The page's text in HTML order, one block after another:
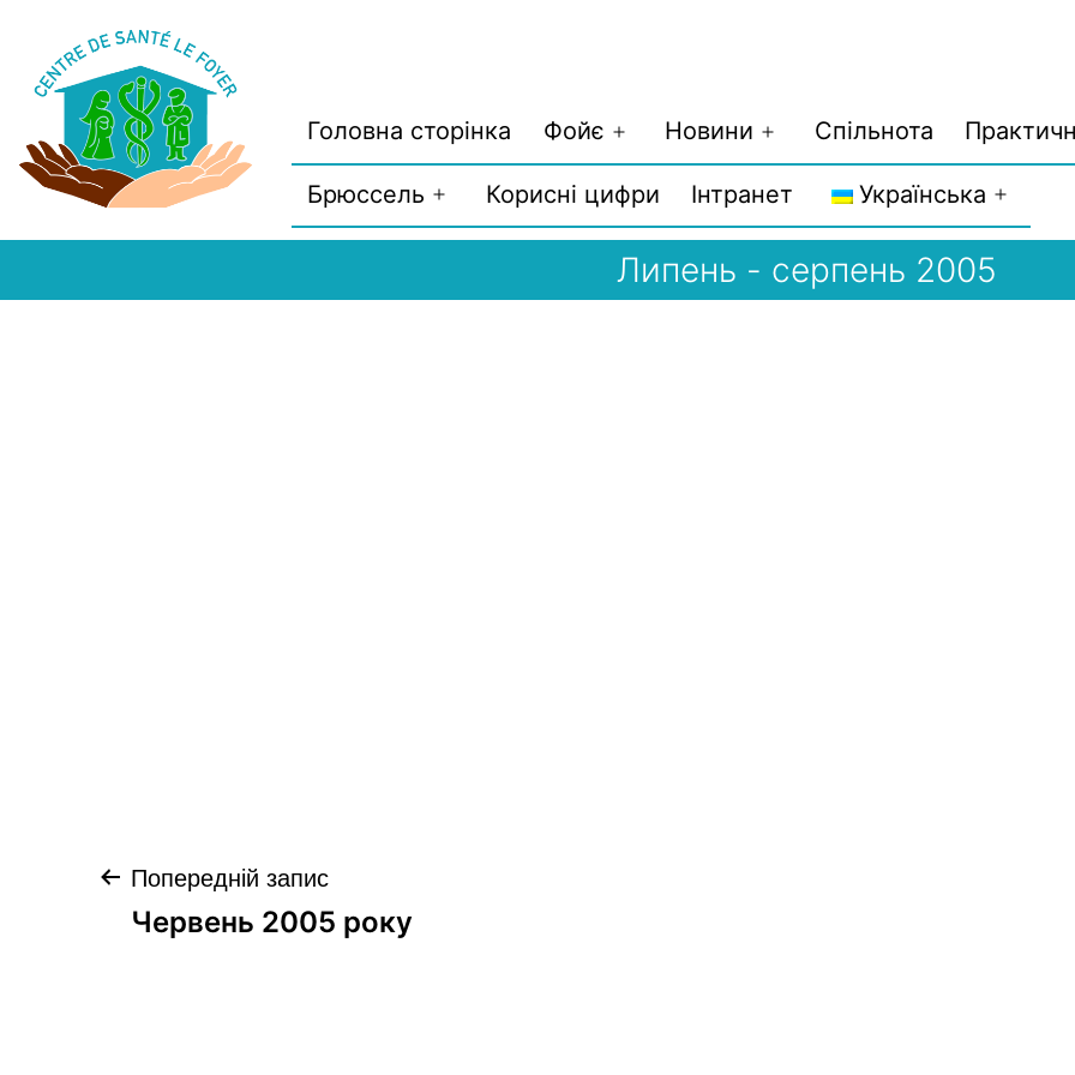
вмісту
Головна сторінка Фойє Відкрити
меню
Новини Відкрити
меню
Спільнота
Брюссель Відкрити
меню
Корисні цифри Інтранет Українська
меню
Липень - серпень 2005
Навігація
записів
Попередній запис
Червень 2005 року